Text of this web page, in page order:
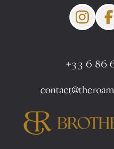
+33 6 86